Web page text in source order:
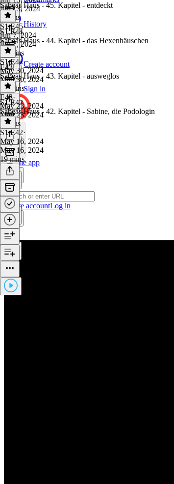
History
Create account
Sign in
Get the app
Create accountLog in
Jun 13, 2024
8 mins
Sabeas Haus - 45. Kapitel - entdeckt
S1 E45·
Jun 7, 2024
Jun 7, 2024
11 mins
S1 E44
Sabeas Haus - 44. Kapitel - das Hexenhäuschen
S1 E44·
May 30, 2024
May 30, 2024
12 mins
E43
Sabeas Haus - 43. Kapitel - ausweglos
E43·
May 23, 2024
May 23, 2024
5 mins
S1 E42
Sabeas Haus - 42. Kapitel - Sabine, die Podologin
S1 E42·
May 16, 2024
May 16, 2024
19 mins